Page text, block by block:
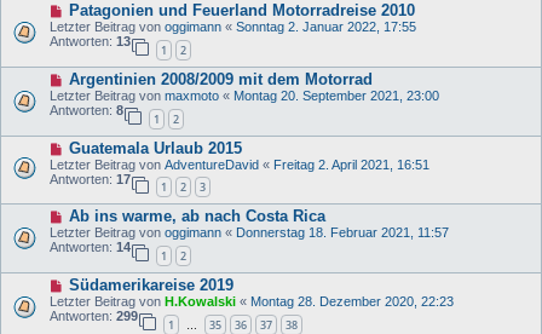
Patagonien und Feuerland Motorradreise 2010
Letzter Beitrag von oggimann « Sonntag 2. Januar 2022, 17:55
Antworten: 13
1 2
Argentinien 2008/2009 mit dem Motorrad
Letzter Beitrag von maxmoto « Montag 20. September 2021, 23:00
Antworten: 8
1 2
Guatemala Urlaub 2015
Letzter Beitrag von AdventureDavid « Freitag 2. April 2021, 16:51
Antworten: 17
1 2 3
Ab ins warme, ab nach Costa Rica
Letzter Beitrag von oggimann « Donnerstag 18. Februar 2021, 11:57
Antworten: 14
1 2
Südamerikareise 2019
Letzter Beitrag von H.Kowalski « Montag 28. Dezember 2020, 22:23
Antworten: 299
1 … 35 36 37 38